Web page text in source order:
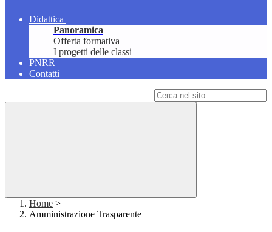
Didattica
Panoramica
Offerta formativa
I progetti delle classi
PNRR
Contatti
Home >
Amministrazione Trasparente